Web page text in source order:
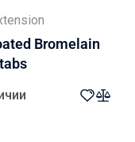
Bromelain